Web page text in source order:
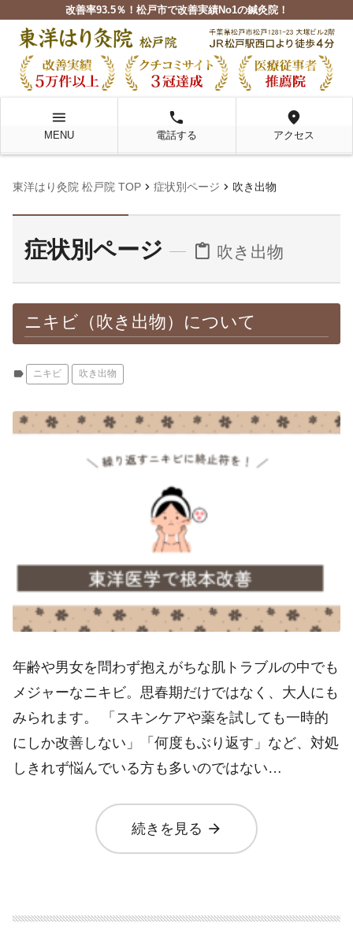
改善率93.5％！松戸市で改善実績No1の鍼灸院！
menu
MENU
local_phone
電話する
location_on
アクセス
東洋はり灸院 松戸院 TOP chevron_right 症状別ページ chevron_right 吹き出物
症状別ページ content_paste 吹き出物
ニキビ（吹き出物）について
label ニキビ 吹き出物
年齢や男女を問わず抱えがちな肌トラブルの中でも
メジャーなニキビ。思春期だけではなく、大人にも
みられます。 「スキンケアや薬を試しても一時的
にしか改善しない」「何度もぶり返す」など、対処
しきれず悩んでいる方も多いのではない…
続きを見る arrow_forward